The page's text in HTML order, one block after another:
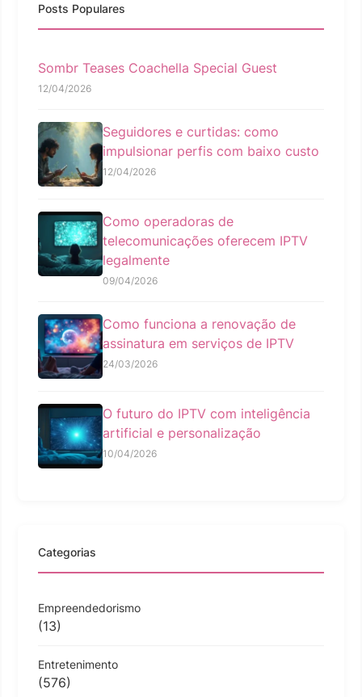
Posts Populares
Sombr Teases Coachella Special Guest
12/04/2026
Seguidores e curtidas: como
impulsionar perfis com baixo custo
12/04/2026
Como operadoras de
telecomunicações oferecem IPTV
legalmente
09/04/2026
Como funciona a renovação de
assinatura em serviços de IPTV
24/03/2026
O futuro do IPTV com inteligência
artificial e personalização
10/04/2026
Categorias
Empreendedorismo
(13)
Entretenimento
(576)